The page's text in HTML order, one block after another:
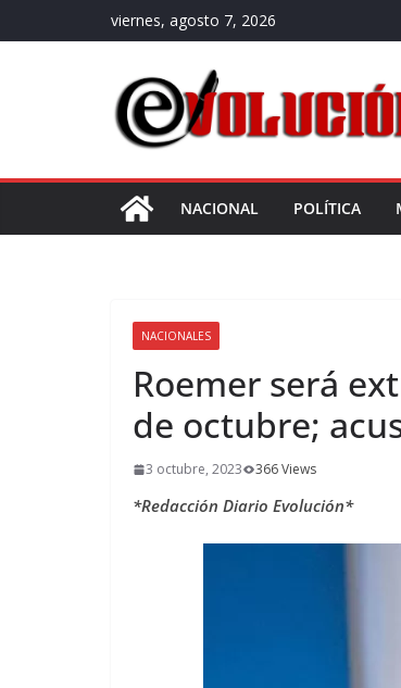
al
viernes, agosto 7, 2026
NACIONAL POLÍTICA
NACIONALES
Roemer será
de octubre;
3 octubre, 2023 366 Views
*Redacción Diario Evolución*